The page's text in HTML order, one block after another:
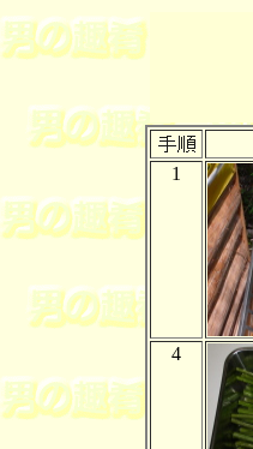
1
4